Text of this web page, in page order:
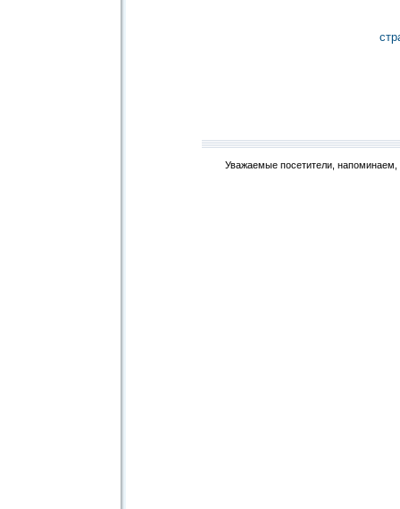
Уважаемые посетители, напоминаем,